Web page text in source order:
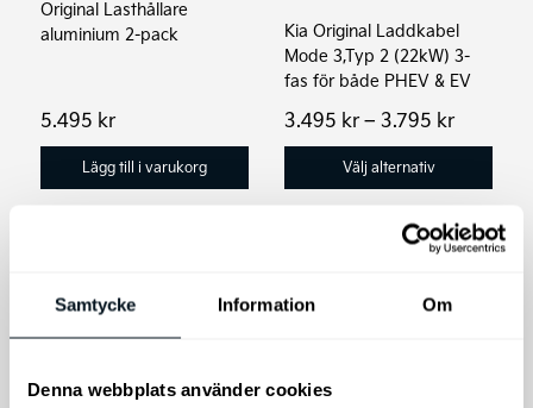
Samtycke Information Om
Denna webbplats använder cookies
Original Lasthållare
aluminium 2-pack
5.495 kr
Lägg till i varukorg
Kia Original Laddkabel
Mode 3,Typ 2 (22kW) 3-
fas för både PHEV & EV
3.495 kr– 3.795 kr
3.495 kr
3.795 kr
Välj alternativ
väljas
på
produktsidan
här
har